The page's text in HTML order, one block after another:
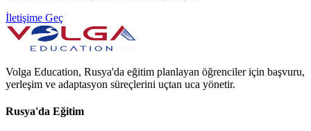
İletişime Geç
Volga Education, Rusya'da eğitim planlayan öğrenciler için başvuru,
yerleşim ve adaptasyon süreçlerini uçtan uca yönetir.
Rusya'da Eğitim